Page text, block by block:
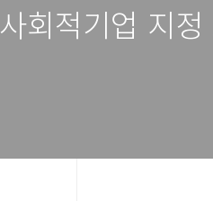
회적기업 지정